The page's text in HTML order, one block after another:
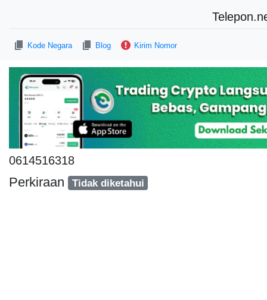
Kode Negara Blog Kirim Nomor
0614516318
Perkiraan Tidak diketahui